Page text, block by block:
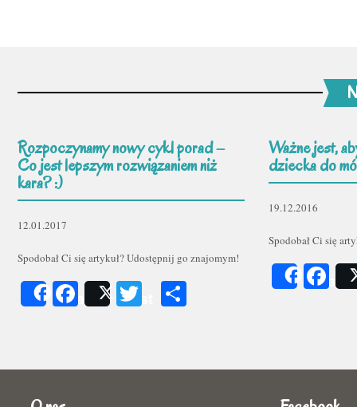
Rozpoczynamy nowy cykl porad –
Co jest lepszym rozwiązaniem niż
kara? :)
12.01.2017
Spodobał Ci się artykuł? Udostępnij go znajomym!
ShareFacebook
Post Twitter
Ważne jest,
dziecka do
19.12.2016
Spodobał Ci się
Share